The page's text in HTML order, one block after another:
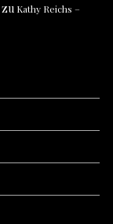
zu Kathy Reichs –